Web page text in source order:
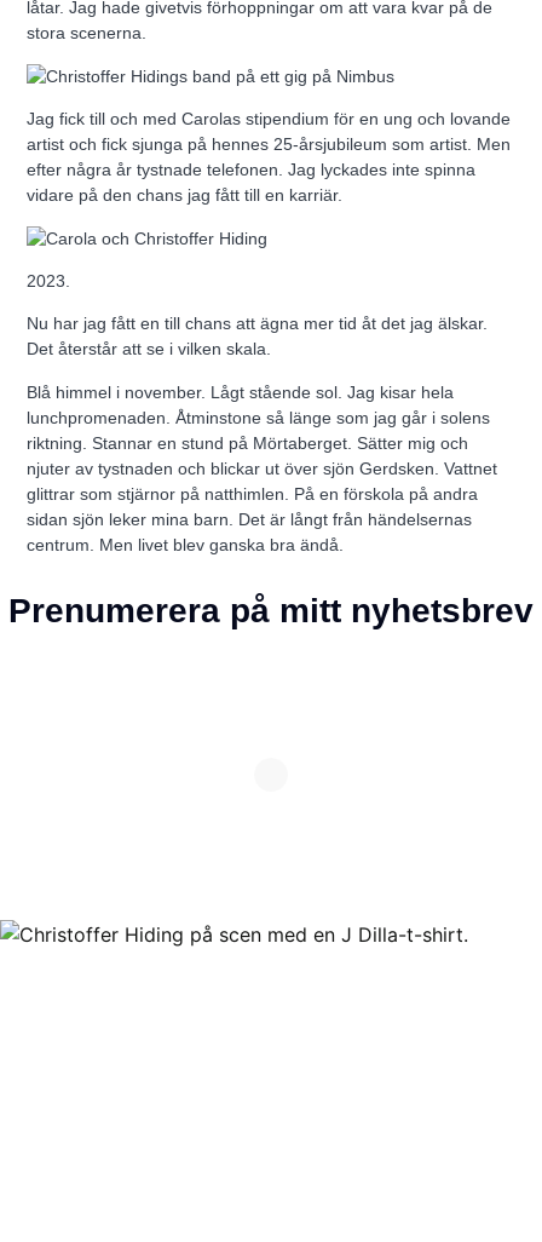
låtar. Jag hade givetvis förhoppningar om att vara kvar på de
stora scenerna.
Jag fick till och med Carolas stipendium för en ung och lovande
artist och fick sjunga på hennes 25-årsjubileum som artist. Men
efter några år tystnade telefonen. Jag lyckades inte spinna
vidare på den chans jag fått till en karriär.
2023.
Nu har jag fått en till chans att ägna mer tid åt det jag älskar.
Det återstår att se i vilken skala.
Blå himmel i november. Lågt stående sol. Jag kisar hela
lunchpromenaden. Åtminstone så länge som jag går i solens
riktning. Stannar en stund på Mörtaberget. Sätter mig och
njuter av tystnaden och blickar ut över sjön Gerdsken. Vattnet
glittrar som stjärnor på natthimlen. På en förskola på andra
sidan sjön leker mina barn. Det är långt från händelsernas
centrum. Men livet blev ganska bra ändå.
Prenumerera på mitt nyhetsbrev